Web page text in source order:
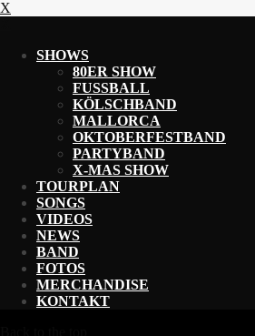
X
SHOWS
80ER SHOW
FUSSBALL
KÖLSCHBAND
MALLORCA
OKTOBERFESTBAND
PARTYBAND
X-MAS SHOW
TOURPLAN
SONGS
VIDEOS
NEWS
BAND
FOTOS
MERCHANDISE
KONTAKT